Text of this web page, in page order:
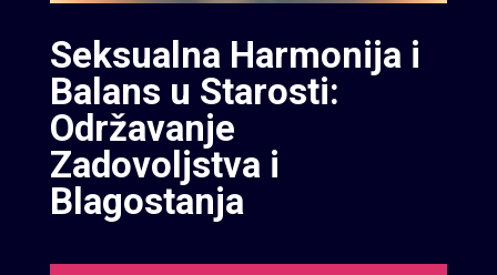
Seksualna Harmonija i
Balans u Starosti:
Održavanje
Zadovoljstva i
Blagostanja